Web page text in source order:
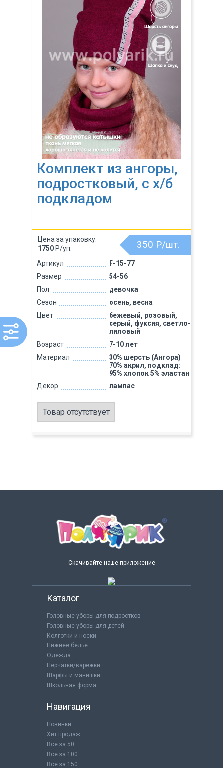
Комплект из ангоры,
подростковый, c х/б
подкладом
Артикул
F-15-77
Размер
54-56
Пол
девочка
Сезон
осень, весна
Цвет
бежевый, розовый,
серый, фуксия, светло-
лиловый
Возраст
7-10 лет
Материал
30% шерсть (Ангора)
70% акрил, подклад:
95% хлопок 5% эластан
Декор
лампас
350 Р/шт.
Цена за упаковку:
1750 Р/уп.
Товар отсутствует
Скачивайте наше приложение
Каталог
Головные уборы для подростков
Головные уборы для детей
Колготки и носки
Нижнее бельё
Одежда
Перчатки/варежки
Шарфы и манишки
Школьная форма
Навигация
Новинки
Хит продаж
Всё за 50
Всё за 100
Всё за 150